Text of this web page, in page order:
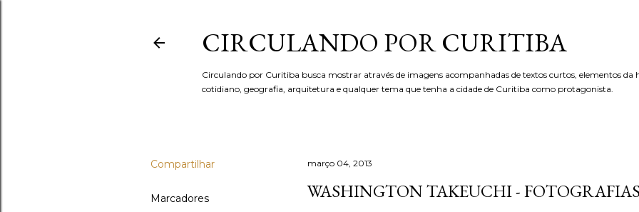
CIRCULANDO POR CURITIBA
Circulando por Curitiba busca mostrar através de imagens acompanhadas de textos curtos, elementos da
cotidiano, geografia, arquitetura e qualquer tema que tenha a cidade de Curitiba como protagonista.
Compartilhar
Marcadores
março 04, 2013
WASHINGTON TAKEUCHI -